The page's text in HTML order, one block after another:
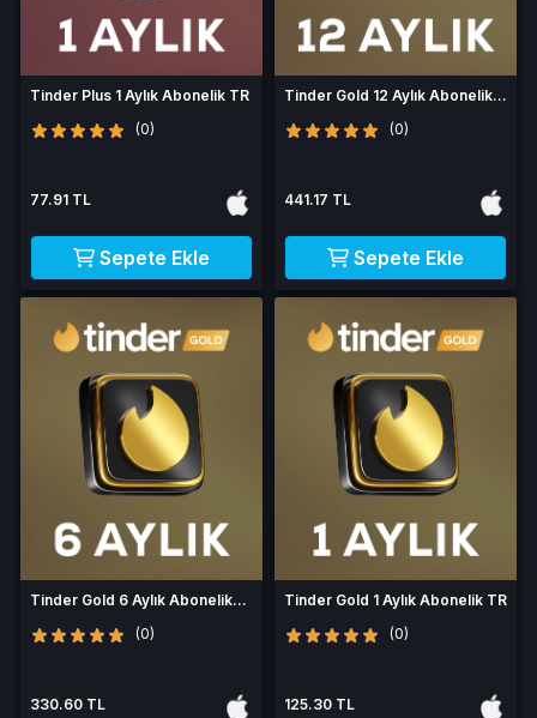
Tinder Plus 1 Aylık Abonelik TR
(0)
77.91 TL
Sepete Ekle
Tinder Gold 12 Aylık Abonelik
(0)
441.17 TL
Sepete Ekle
Tinder Gold 6 Aylık Abonelik
(0)
330.60 TL
Tinder Gold 1 Aylık Abonelik TR
(0)
125.30 TL